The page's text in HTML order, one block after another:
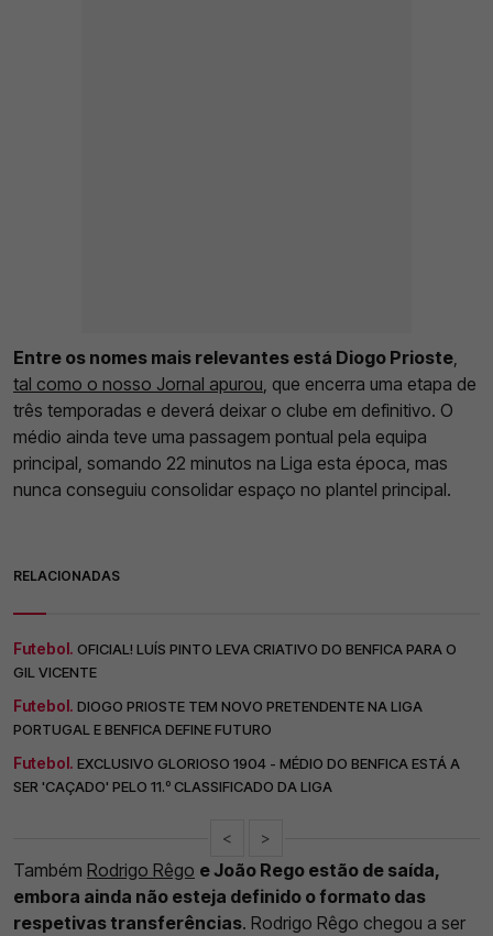
Entre os nomes mais relevantes está Diogo Prioste,
tal como o nosso Jornal apurou, que encerra uma etapa de
três temporadas e deverá deixar o clube em definitivo. O
médio ainda teve uma passagem pontual pela equipa
principal, somando 22 minutos na Liga esta época, mas
nunca conseguiu consolidar espaço no plantel principal.
RELACIONADAS
Futebol. OFICIAL! LUÍS PINTO LEVA CRIATIVO DO BENFICA PARA O
GIL VICENTE
Futebol. DIOGO PRIOSTE TEM NOVO PRETENDENTE NA LIGA
PORTUGAL E BENFICA DEFINE FUTURO
Futebol. EXCLUSIVO GLORIOSO 1904 - MÉDIO DO BENFICA ESTÁ A
SER 'CAÇADO' PELO 11.º CLASSIFICADO DA LIGA
< >
Também Rodrigo Rêgo e João Rego estão de saída,
embora ainda não esteja definido o formato das
respetivas transferências. Rodrigo Rêgo chegou a ser